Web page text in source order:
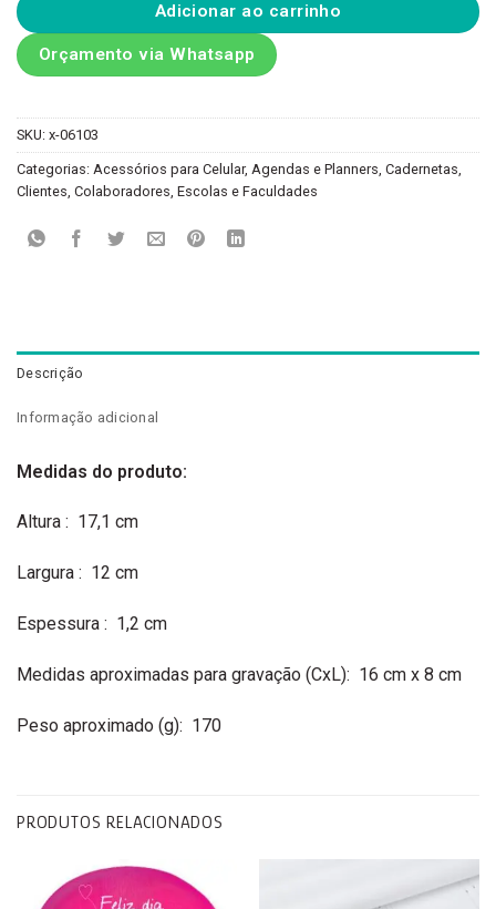
Adicionar ao carrinho
Orçamento via Whatsapp
SKU: x-06103
Categorias: Acessórios para Celular, Agendas e Planners Cadernetas
Clientes Colaboradores Escolas e Faculdades
Descrição
Informação adicional
Medidas do produto:
Altura : 17,1 cm
Largura : 12 cm
Espessura : 1,2 cm
Medidas aproximadas para gravação (CxL): 16 cm x 8 cm
Peso aproximado (g): 170
PRODUTOS RELACIONADOS